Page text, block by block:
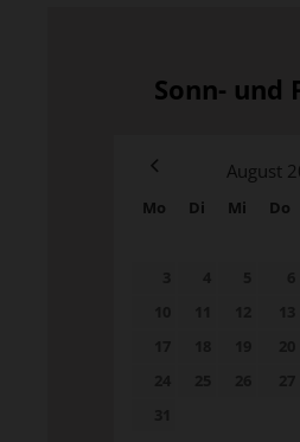
Sonn- und
August
Mo Di Mi Do